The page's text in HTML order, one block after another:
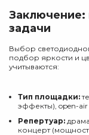
Заключение:
задачи
Выбор
подбор яркости и
учитываются:
Тип площадки:
эффекты), open-air
Репертуар:
концерт